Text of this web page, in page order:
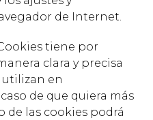
de Internet.
tiene por
clara y precisa
utilizan en
caso de que quiera más
de las cookies podrá